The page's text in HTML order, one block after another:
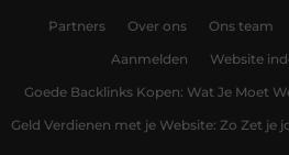
Partners Over ons Ons team
Aanmelden Website
Goede Backlinks Kopen: Wat Je Moet
Geld Verdienen met je Website: Zo Zet